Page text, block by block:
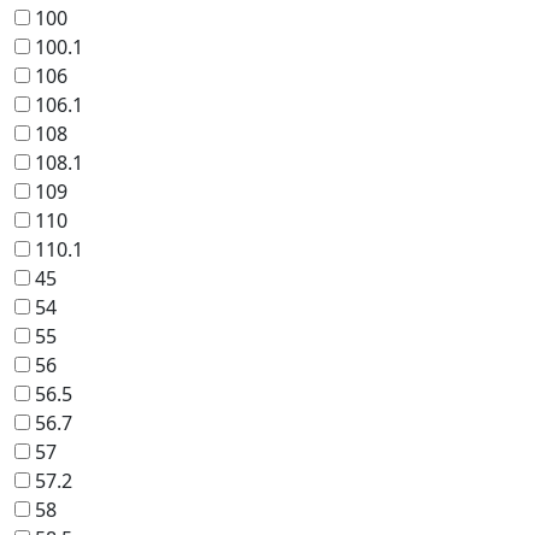
100
100.1
106
106.1
108
108.1
109
110
110.1
45
54
55
56
56.5
56.7
57
57.2
58